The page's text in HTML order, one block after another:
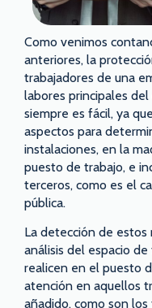
Como venimos
anteriores, la
trabajadores de una
labores principales
siempre es fácil, ya
aspectos para
instalaciones, en la
puesto de trabajo, e
terceros, como es el
pública.
La detección de estos
análisis del espacio
realicen en el puesto
atención en aquellos
añadido, como son